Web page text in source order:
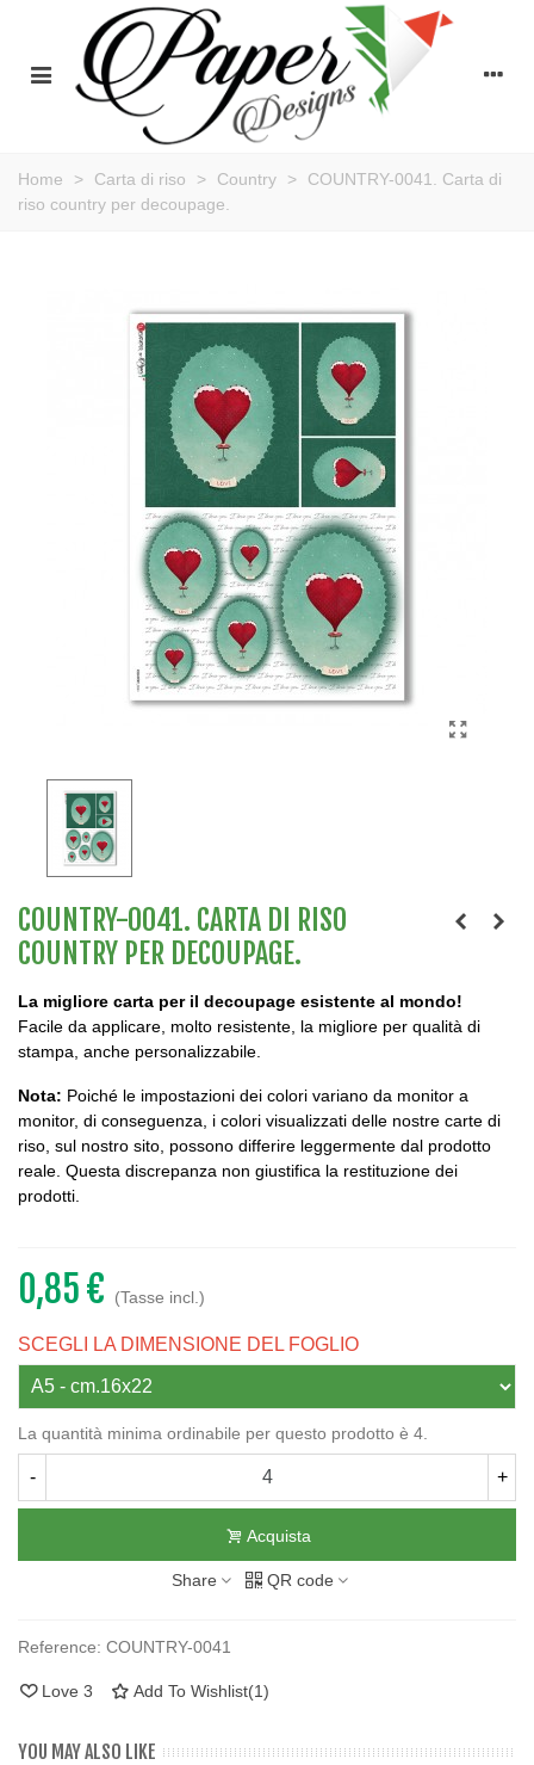
Home > Carta di riso > Country >
COUNTRY-0041. Carta di
riso country per decoupage.
COUNTRY-0041. CARTA DI RISO
COUNTRY PER DECOUPAGE.
La migliore carta per il decoupage esistente al mondo!
Facile da applicare, molto resistente, la migliore per qualità di
stampa, anche personalizzabile.
Nota: Poiché le impostazioni dei colori variano da monitor a
monitor, di conseguenza, i colori visualizzati delle nostre carte di
riso, sul nostro sito, possono differire leggermente dal prodotto
reale. Questa discrepanza non giustifica la restituzione dei
prodotti.
0,85 € (Tasse incl.)
SCEGLI LA DIMENSIONE DEL FOGLIO
La quantità minima ordinabile per questo prodotto è 4.
- +
Acquista
Share QR code
Reference: COUNTRY-0041
Love 3 Add To Wishlist(1)
YOU MAY ALSO LIKE